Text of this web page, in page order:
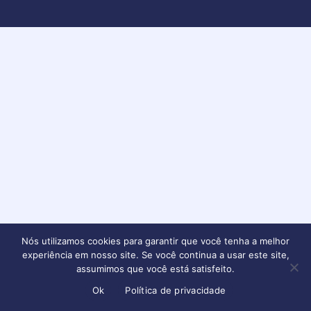
Nós utilizamos cookies para garantir que você tenha a melhor
experiência em nosso site. Se você continua a usar este site,
assumimos que você está satisfeito.
Ok
Política de privacidade